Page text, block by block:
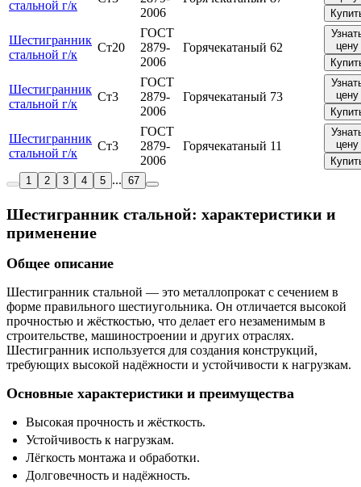
стальной г/к
2006
Шестигранник
стальной г/к
Ст20
ГОСТ
2879-
2006
Горячекатаный 62
цену
Шестигранник
стальной г/к
Ст3
ГОСТ
2879-
2006
Горячекатаный 73
цену
Шестигранник
стальной г/к
Ст3
ГОСТ
2879-
2006
Горячекатаный 11
цену
1
2 3 4 5 ... 67
Шестигранник стальной: характеристики и
применение
Общее описание
Шестигранник стальной — это металлопрокат с сечением в
форме правильного шестиугольника. Он отличается высокой
прочностью и жёсткостью, что делает его незаменимым в
строительстве, машиностроении и других отраслях.
Шестигранник используется для создания конструкций,
требующих высокой надёжности и устойчивости к нагрузкам.
Основные характеристики и преимущества
Высокая прочность и жёсткость.
Устойчивость к нагрузкам.
Лёгкость монтажа и обработки.
Долговечность и надёжность.